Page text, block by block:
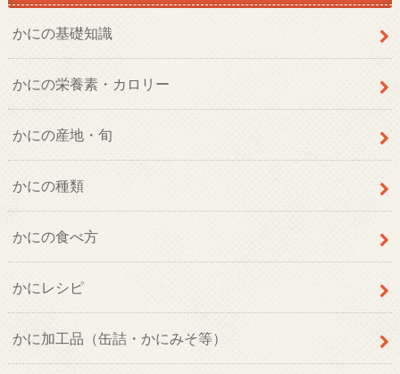
かにの基礎知識
かにの栄養素・カロリー
かにの産地・旬
かにの種類
かにの食べ方
かにレシピ
かに加工品（缶詰・かにみそ等）